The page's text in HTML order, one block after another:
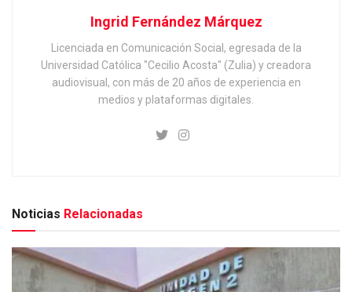
Ingrid Fernández Márquez
Licenciada en Comunicación Social, egresada de la
Universidad Católica "Cecilio Acosta" (Zulia) y creadora
audiovisual, con más de 20 años de experiencia en
medios y plataformas digitales.
Noticias Relacionadas